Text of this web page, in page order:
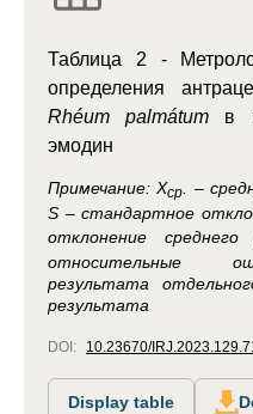
Таблица 2 -
определения
Rhéum palmátum в
эмодин
Примечание:Хср . –
S – стандартное
отклонение
относительные
результата
результата
DOI: 10.23670/
Display table